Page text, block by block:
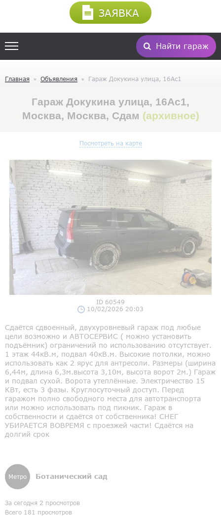
Найти гараж
ЗАЯВКА
Главная Объявления Гараж Докукина улица, 16Ас1
Гараж Докукина улица, 16Ас1,
Москва, Москва, Сдам (архивное)
Посмотреть на карте
ID 60549
10/02/2026 20:03
Сдаётся сдвоенный, двухуровневый гараж под любые
цели возможно и АВТОСЕРВИС ( можно установить
подъёмник) ограничений по использованию отсутствует.
1 этаж 44кВ.м, подвал 40кВ.м. Высокие потолки, можно
использовать как 2 ярус для антресоли. Размеры (ширина
6,44м, длина 6,3м.высота 3,10м, высота ворот 2м.) Гараж
и подвал сухой. Ворота утеплённые. Электричество 15
КВт, есть 3 фазы. Круглосуточный доступ. Перед
гаражом полно свободного места для автотранспорта
или можно использовать под пикник. Гараж в
собственности и сдаётся от собственника! СНЕГ
УБИРАЕТСЯ ВОВРЕМЯ с проезжей части! Сдаётся на
долгий срок
Метро Ботанический сад
За сегодня 2 просмотров
Всего 181 просмотров